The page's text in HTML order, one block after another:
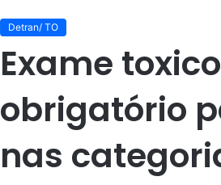
Detran/ TO
Exame
obrigatório
nas